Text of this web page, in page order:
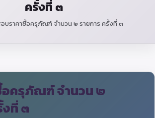
ครั้งที่ ๓
บราคาซื้อครุภัณฑ์ จำนวน ๒ รายการ ครั้งที่ ๓
ครุภัณฑ์ จำนวน ๒
ที่ ๓